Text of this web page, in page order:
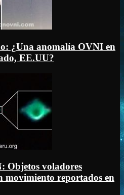
¿Una anomalía OVNI en
EE.UU?
Objetos voladores
movimiento reportados en